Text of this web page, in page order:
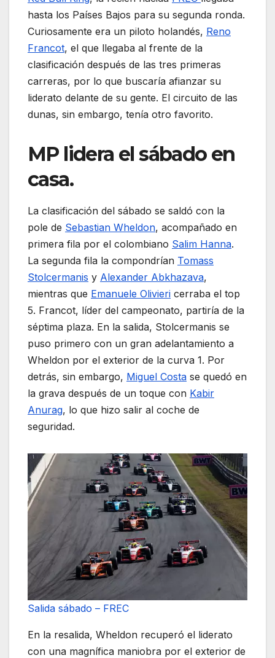
hasta los Países Bajos para su segunda ronda.
Curiosamente era un piloto holandés, Reno
Francot, el que llegaba al frente de la
clasificación después de las tres primeras
carreras, por lo que buscaría afianzar su
liderato delante de su gente. El circuito de las
dunas, sin embargo, tenía otro favorito.
MP lidera el sábado en
casa.
La clasificación del sábado se saldó con la
pole de Sebastian Wheldon, acompañado en
primera fila por el colombiano Salim Hanna.
La segunda fila la compondrían Tomass
Stolcermanis y Alexander Abkhazava,
mientras que Emanuele Olivieri cerraba el top
5. Francot, líder del campeonato, partiría de la
séptima plaza. En la salida, Stolcermanis se
puso primero con un gran adelantamiento a
Wheldon por el exterior de la curva 1. Por
detrás, sin embargo, Miguel Costa se quedó en
la grava después de un toque con Kabir
Anurag, lo que hizo salir al coche de
seguridad.
Salida sábado – FREC
En la resalida, Wheldon recuperó el liderato
con una magnífica maniobra por el exterior de